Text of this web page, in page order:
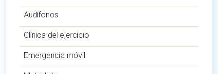
Audífonos
Clínica del ejercicio
Emergencia móvil